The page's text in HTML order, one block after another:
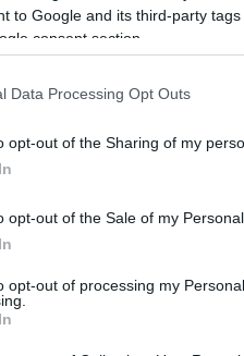
to Google and its third-party
consent section.
Data Processing Opt Outs
opt-out of the Sharing of my
opt-out of the Sale of my Personal
opt-out of processing my
zwar erfolgreich
genehmigten
des Stadthaushalts
(35 Mio. EUR ) der
werden, müsse
der benötigten